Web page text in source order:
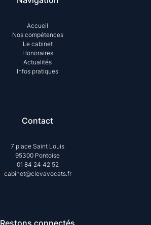
Accueil
Nos compétences
Le cabinet
Honoraires
Actualités
Infos pratiques
Contact
7 place Saint Louis
95300 Pontoise
01 84 24 42 52
cabinet@clevavocats.fr
Restons connectés